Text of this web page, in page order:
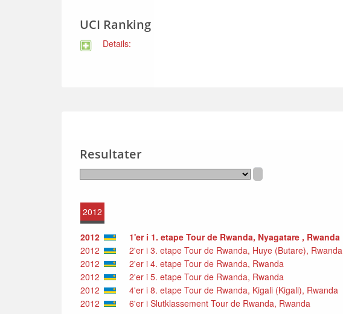
UCI Ranking
Details:
Resultater
2012
2012
1'er i 1. etape Tour de Rwanda, Nyagatare , Rwanda
2012
2'er i 3. etape Tour de Rwanda, Huye (Butare), Rwanda
2012
2'er i 4. etape Tour de Rwanda, Rwanda
2012
2'er i 5. etape Tour de Rwanda, Rwanda
2012
4'er i 8. etape Tour de Rwanda, Kigali (Kigali), Rwanda
2012
6'er i Slutklassement Tour de Rwanda, Rwanda